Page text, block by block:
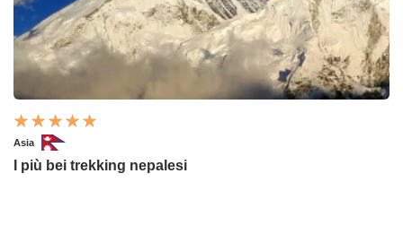
Asia
I più bei trekking nepalesi